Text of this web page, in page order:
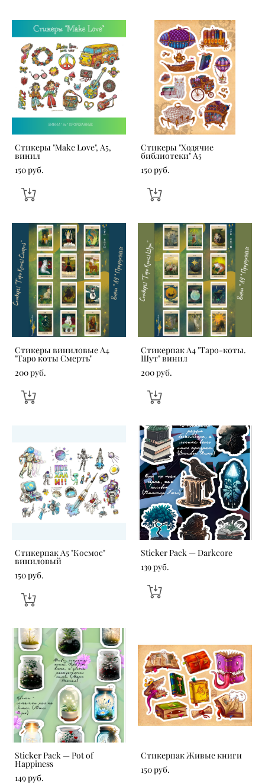
Стикеры "Make Love", А5,
винил
150 pуб.
Стикеры "Ходячие
библиотеки" А5
150 pуб.
Стикеры виниловые А4
"Таро коты Смерть"
200 pуб.
Стикерпак А4 "Таро-коты.
Шут" винил
200 pуб.
Стикерпак А5 "Космос"
виниловый
150 pуб.
Sticker Pack — Darkcore
139 pуб.
Sticker Pack — Pot of
Happiness
149 pуб.
Стикерпак Живые книги
150 pуб.